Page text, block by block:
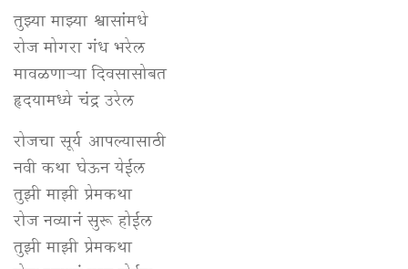
तुझ्या माझ्या श्वासांमधे
रोज मोगरा गंध भरेल
मावळणाऱ्या दिवसासोबत
हृदयामध्ये चंद्र उरेल
रोजचा सूर्य आपल्यासाठी
नवी कथा घेऊन येईल
तुझी माझी प्रेमकथा
रोज नव्यानं सुरू होईल
तुझी माझी प्रेमकथा